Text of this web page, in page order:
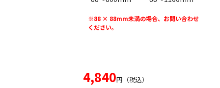
※88 × 88mm未満の場合、お問い合わせ
ください。
4,840円（税込）